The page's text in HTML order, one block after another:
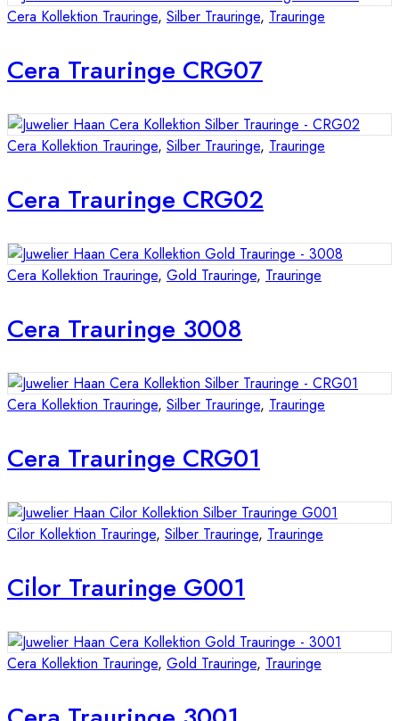
Cera Kollektion Trauringe, Silber Trauringe, Trauringe
Cera Trauringe CRG07
Cera Kollektion Trauringe, Silber Trauringe, Trauringe
Cera Trauringe CRG02
Cera Kollektion Trauringe, Gold Trauringe, Trauringe
Cera Trauringe 3008
Cera Kollektion Trauringe, Silber Trauringe, Trauringe
Cera Trauringe CRG01
Cilor Kollektion Trauringe, Silber Trauringe, Trauringe
Cilor Trauringe G001
Cera Kollektion Trauringe, Gold Trauringe, Trauringe